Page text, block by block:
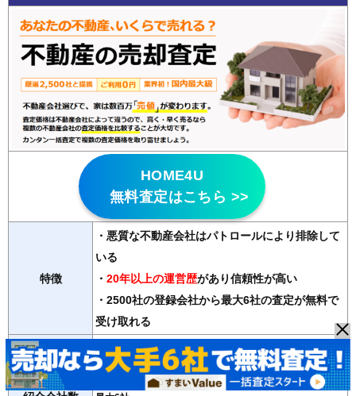
HOME4U
無料査定はこちら >>
特徴
・悪質な不動産会社はパトロールにより排除して
いる
・ 20年以上の運営歴があり信頼性が高い
・2500社の登録会社から最大6社の査定が無料で
受け取れる
対応物件
マンション、戸建て、土地、ビル、アパート、店舗・事務
所